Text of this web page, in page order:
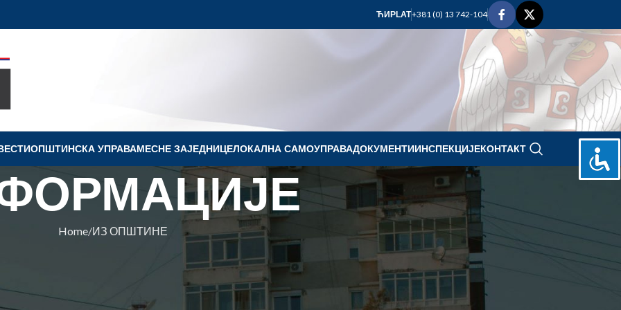
ЋИРLAT+381 (0) 13 742-104
OПШТИНСКА УПРАВАМЕСНЕ ЗАЈЕДНИЦЕЛОКАЛНА САМОУПРАВАДОКУМЕНТИИНСПЕКЦИЈЕКОНТАКТ
Home ИЗ ОПШТИНЕ
власник сеоске куће уз помоћ
средстава
oktobar 2025.
U S Č P
1 2 3